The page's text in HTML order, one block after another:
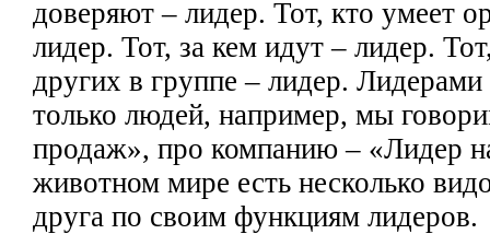
доверяют – лидер. Тот, кто умеет
лидер. Тот, за кем идут – лидер.
других в группе – лидер.
только людей, например, мы
продаж», про компанию – «Лидер
животном мире есть несколько
друга по своим функциям лидеров.